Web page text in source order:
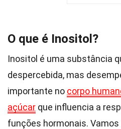
O que é Inositol?
Inositol é uma substância
despercebida, mas
importante no corpo
açúcar que influencia a
funções hormonais.